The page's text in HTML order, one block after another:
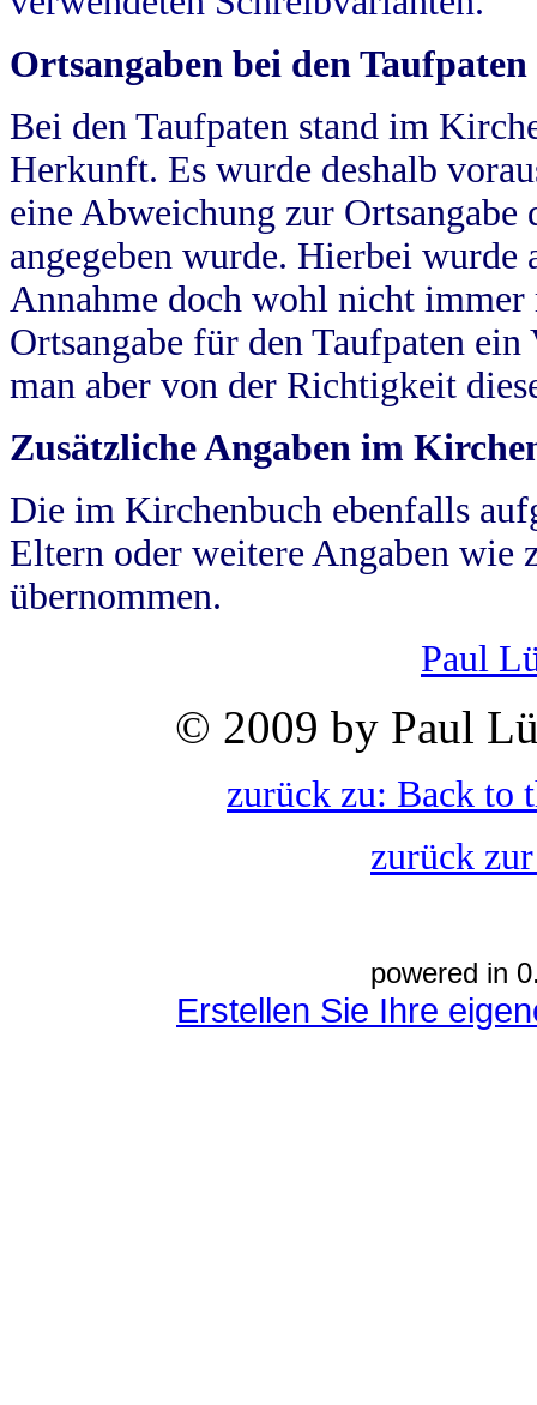
Ortsangaben bei den Taufpaten
Bei den Taufpaten stand im
Herkunft. Es wurde deshalb
eine Abweichung zur
angegeben wurde. Hierbei wurde
Annahme doch wohl nicht
Ortsangabe für den Taufpaten
man aber von der Richtigkeit
Zusätzliche Angaben im
Die im Kirchenbuch ebenfalls
Eltern oder weitere Angaben wie
übernommen.
Paul
© 2009 by Paul
zurück zu: Back to
zurück
powered in
Erstellen Sie Ihre